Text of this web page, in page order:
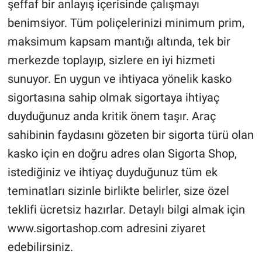
şeffaf bir anlayış içerisinde çalışmayı
benimsiyor. Tüm poliçelerinizi minimum prim,
maksimum kapsam mantığı altında, tek bir
merkezde toplayıp, sizlere en iyi hizmeti
sunuyor. En uygun ve ihtiyaca yönelik kasko
sigortasına sahip olmak sigortaya ihtiyaç
duyduğunuz anda kritik önem taşır. Araç
sahibinin faydasını gözeten bir sigorta türü olan
kasko için en doğru adres olan Sigorta Shop,
istediğiniz ve ihtiyaç duyduğunuz tüm ek
teminatları sizinle birlikte belirler, size özel
teklifi ücretsiz hazırlar. Detaylı bilgi almak için
www.sigortashop.com adresini ziyaret
edebilirsiniz.